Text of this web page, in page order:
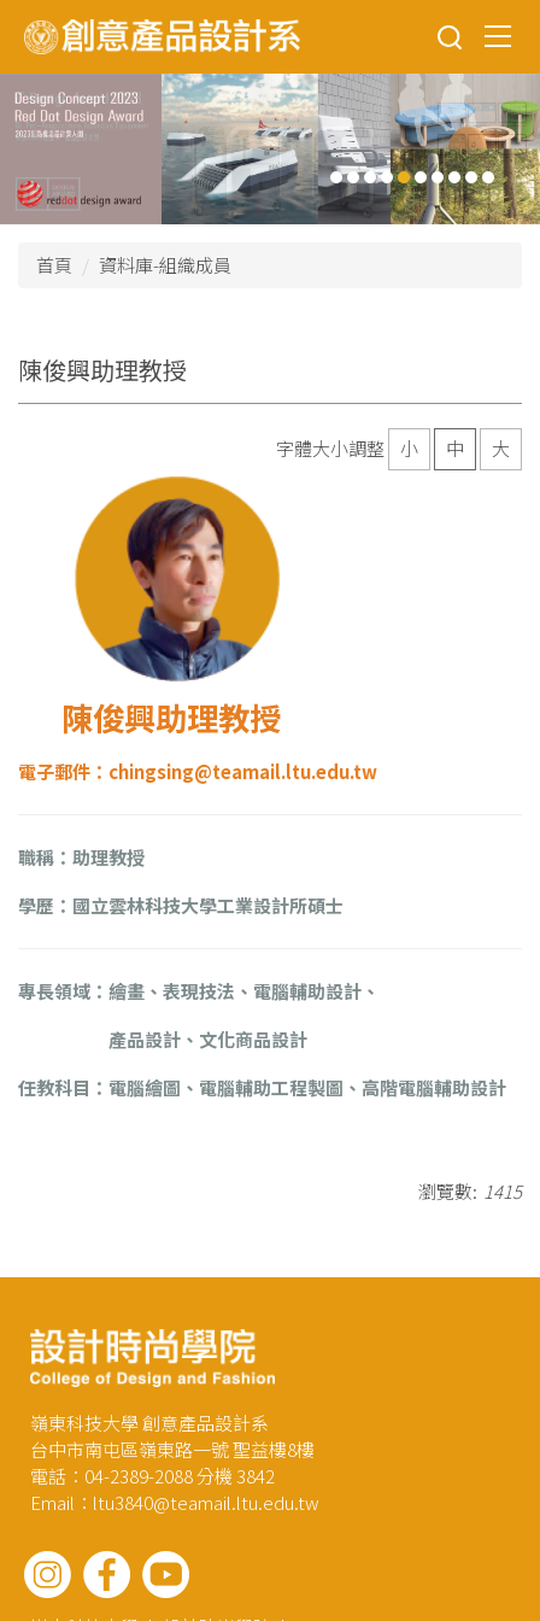
到
主
要
內
區
首頁 資料庫-組織成員
陳俊興助理教授
字體大小調整 小 中 大
陳俊興助理教授
電子郵件： chingsing@teamail.ltu.edu.tw
職稱：助理教授
學歷：國立雲林科技大學工業設計所碩士
專長領域：繪畫、表現技法、電腦輔助設計、
產品設計、文化商品設計
任教科目：電腦繪圖、電腦輔助工程製圖、高階電腦輔助設計
瀏覽數: 1415
嶺東科技大學 創意產品設計系
台中市南屯區嶺東路一號 聖益樓8樓
電話：04-2389-2088 分機 3842
Email：ltu3840@teamail.ltu.edu.tw